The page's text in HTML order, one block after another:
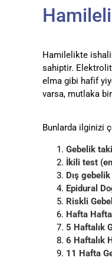
Hamilelikte
sahiptir.
elma gibi hafif
varsa, mutlaka
Bunlarda ilginizi
Gebelik
İkili test
Dış
Epidural
Riskli
Hafta
5 Haftalık
6 Haftalık
11 Hafta